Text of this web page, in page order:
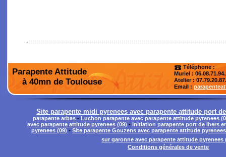
Parapente Attitude
à 40mn de Toulouse
Téléphone :
Muriel :
Atelier:
Email :
Site parapente midi pyrenees avec parapente attitude port
parapente arbas - Luchon parapente avec parapente attitude pyrenees
avec parapente attitude pyrenees (09) -Initiation parapente port de lhers
pyrenees (09) -Site parapente Gouzens avec parapente attitude
sur garonne avec parapente attitude pyrenees
Conditions générales de vente